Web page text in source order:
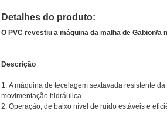
Detalhes do produto:
O PVC revestiu a máquina da malha de Gabion/
Descrição
1. A máquina de tecelagem sextavada resistente
movimentação hidráulica
2. Operação, de baixo nível de ruído estáveis e